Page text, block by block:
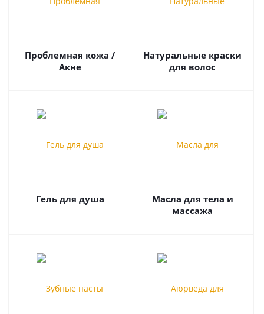
Вся продукция компании высокого качества,
В производстве товаров для здоровья не используются
искусственные добавки в виде красителей или
как Чаванпраш, зубная паста из 11 трав, Трифала,
нам можно доверять.
Проблемная кожа /
Акне
Натуральные краски
для волос
Гель для душа
Масла для тела и
массажа